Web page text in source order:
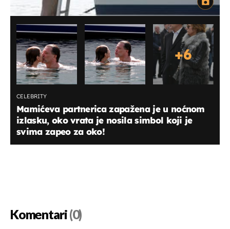
+6
CELEBRITY
Mamićeva partnerica zapažena je u noćnom
izlasku, oko vrata je nosila simbol koji je
svima zapeo za oko!
Komentari(0)